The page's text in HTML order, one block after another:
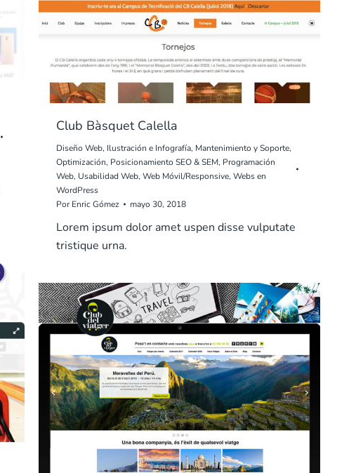
Club Bàsquet Calella
Diseño Web, Ilustración e Infografía, Mantenimiento y Soporte,
Optimización, Posicionamiento SEO & SEM, Programación
Web, Usabilidad Web, Web Móvil/Responsive, Webs en
WordPress
PorEnric Gómez mayo 30, 2018
Lorem ipsum dolor amet uspen disse vulputate
tristique urna.